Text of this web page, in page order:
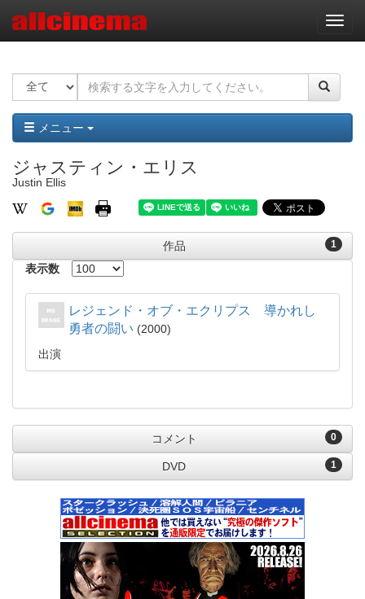
ナ
ビ
ー
ョ
ン
メニュー
ジャスティン・エリス
Justin Ellis
1
作品
表示数
レジェンド・オブ・エクリプス 導かれし
勇者の闘い
2000
出演
0
コメント
1
DVD